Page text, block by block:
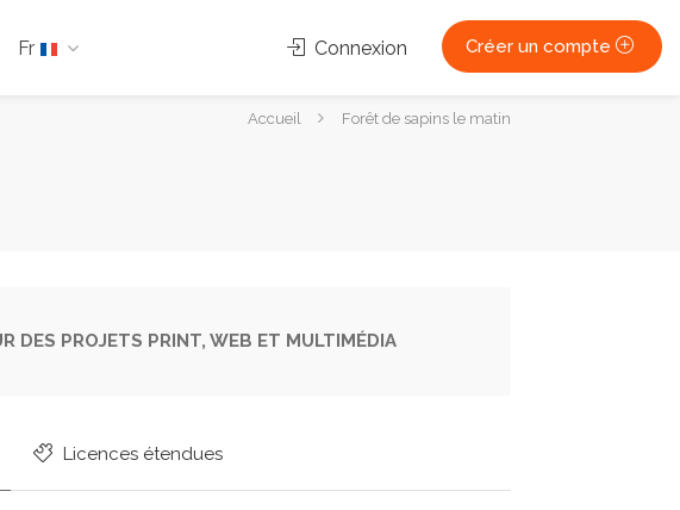
Fr Connexion Créer un compte
VousAccueil Forêt de sapins le matin
DES PROJETS PRINT, WEB ET MULTIMÉDIA
Licences étendues